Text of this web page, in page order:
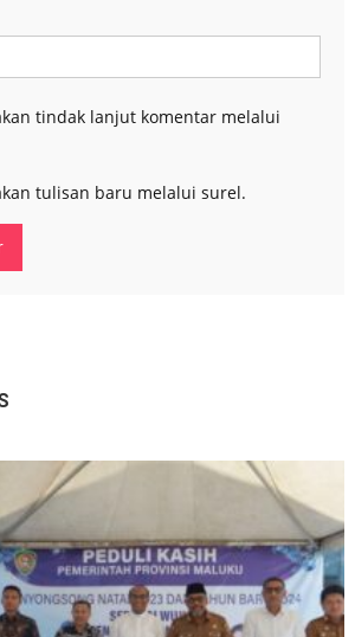
tindak lanjut komentar melalui
tulisan baru melalui surel.